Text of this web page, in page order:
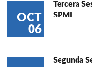
OCT
06
Tercera
SPMI
Segunda